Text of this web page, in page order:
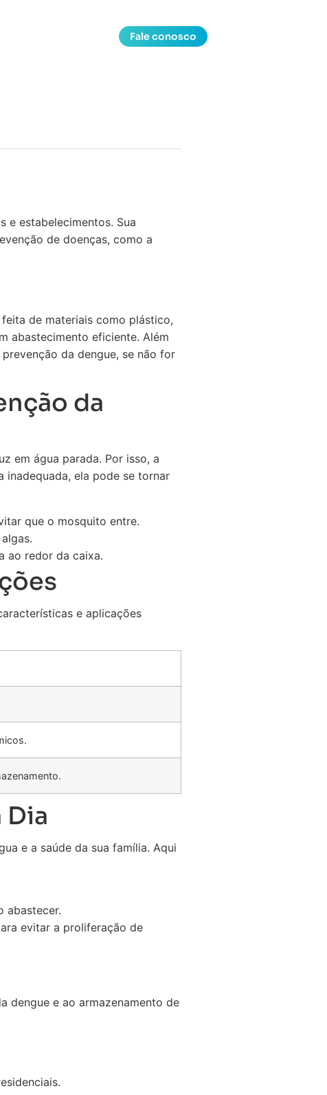
Fale conosco
e estabelecimentos. Sua
de doenças, como a
de materiais como plástico,
abastecimento eficiente. Além
da dengue, se não for
da
em água parada. Por isso, a
inadequada, ela pode se tornar
que o mosquito entre.
ao redor da caixa.
e aplicações
Dia
e a saúde da sua família. Aqui
abastecer.
evitar a proliferação de
dengue e ao armazenamento de